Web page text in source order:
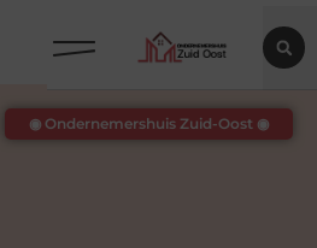
◉ Ondernemershuis Zuid-Oost ◉